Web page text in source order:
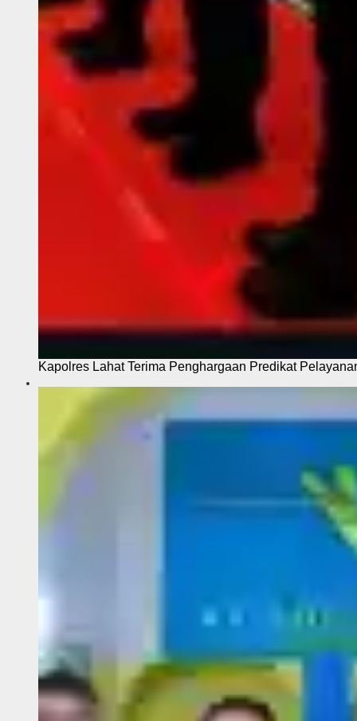
Kapolres Lahat Terima Penghargaan Predikat